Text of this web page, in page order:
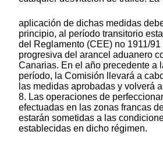
aplicación de dichas medidas
principio, al período transitorio
del Reglamento (CEE) no 1911/
progresiva del arancel aduanero
Canarias. En el año precedente a
período, la Comisión llevará a
las medidas aprobadas y volverá
8. Las operaciones de
efectuadas en las zonas francas
estarán sometidas a las
establecidas en dicho régimen.